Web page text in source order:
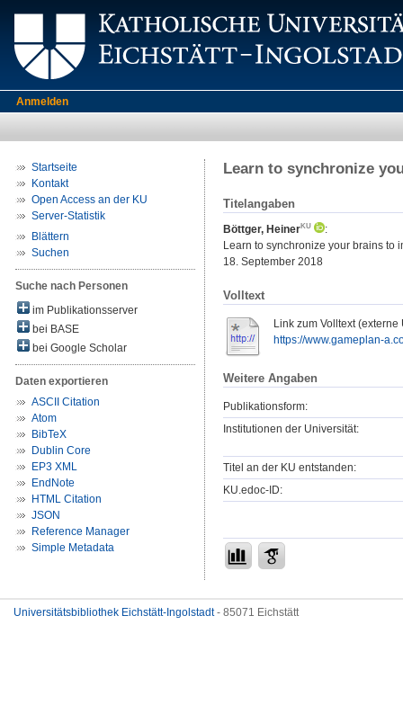
Anmelden
Startseite
Kontakt
Open Access an der KU
Server-Statistik
Blättern
Suchen
Suche nach Personen
im Publikationsserver
bei BASE
bei Google Scholar
Daten exportieren
ASCII Citation
Atom
BibTeX
Dublin Core
EP3 XML
EndNote
HTML Citation
JSON
Reference Manager
Simple Metadata
Learn to synchronize
Titelangaben
Böttger, Heiner
:
Learn to synchronize your brains to
18. September 2018
Volltext
Link zum Volltext (externe
https://www.gameplan-
Weitere Angaben
Publikationsform:
Institutionen der Universität:
Titel an der KU entstanden:
KU.edoc-ID:
Universitätsbibliothek Eichstätt-Ingolstadt- 85071 Eichstätt